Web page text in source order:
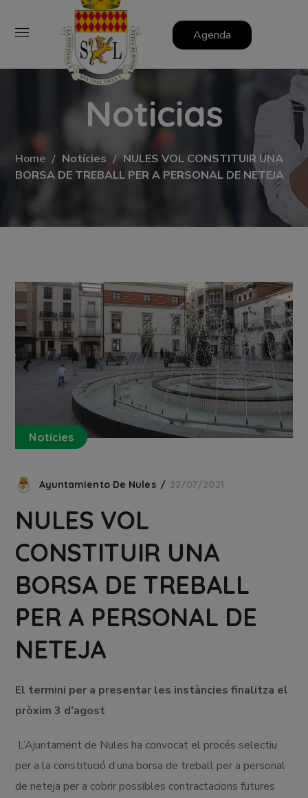
Agenda
Noticias
Home Notícies
NULES VOL CONSTITUIR UNA
BORSA DE TREBALL PER A PERSONAL DE NETEJA
Notícies
Ayuntamiento De Nules 22/07/2021
NULES VOL
CONSTITUIR UNA
BORSA DE TREBALL
PER A PERSONAL DE
NETEJA
El termini per a presentar les instàncies finalitza el
pròxim 3 d’agost
L’Ajuntament de Nules ha convocat el procés selectiu
per a la constitució d’una borsa de treball per a personal
de neteja per a cobrir possibles contractacions futures